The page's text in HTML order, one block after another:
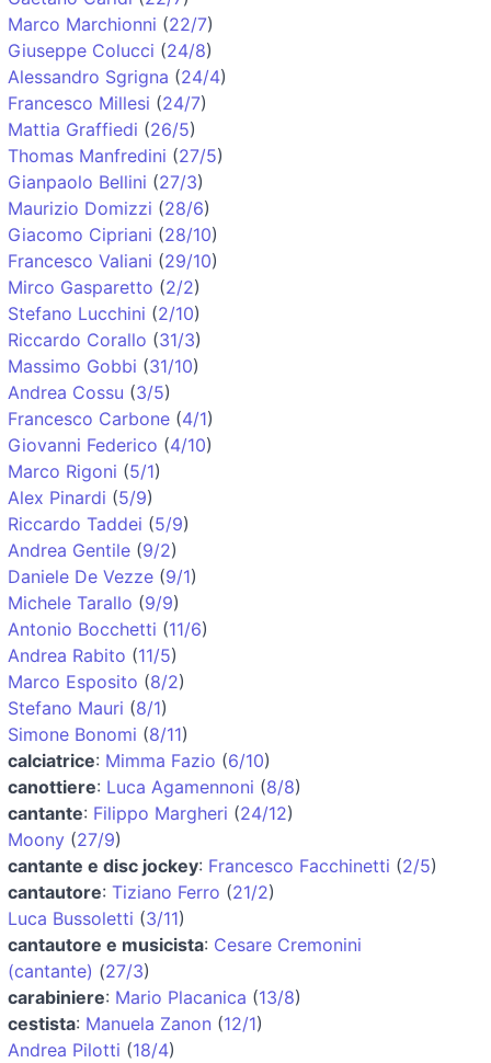
Marco Marchionni (22/7)
Giuseppe Colucci (24/8)
Alessandro Sgrigna (24/4)
Francesco Millesi (24/7)
Mattia Graffiedi (26/5)
Thomas Manfredini (27/5)
Gianpaolo Bellini (27/3)
Maurizio Domizzi (28/6)
Giacomo Cipriani (28/10)
Francesco Valiani (29/10)
Mirco Gasparetto (2/2)
Stefano Lucchini (2/10)
Riccardo Corallo (31/3)
Massimo Gobbi (31/10)
Andrea Cossu (3/5)
Francesco Carbone (4/1)
Giovanni Federico (4/10)
Marco Rigoni (5/1)
Alex Pinardi (5/9)
Riccardo Taddei (5/9)
Andrea Gentile (9/2)
Daniele De Vezze (9/1)
Michele Tarallo (9/9)
Antonio Bocchetti (11/6)
Andrea Rabito (11/5)
Marco Esposito (8/2)
Stefano Mauri (8/1)
Simone Bonomi (8/11)
calciatrice: Mimma Fazio (6/10)
canottiere: Luca Agamennoni (8/8)
cantante: Filippo Margheri (24/12)
Moony (27/9)
cantante e disc jockey: Francesco Facchinetti (2/5)
cantautore: Tiziano Ferro (21/2)
Luca Bussoletti (3/11)
cantautore e musicista: Cesare Cremonini
(cantante) (27/3)
carabiniere: Mario Placanica (13/8)
cestista: Manuela Zanon (12/1)
Andrea Pilotti (18/4)